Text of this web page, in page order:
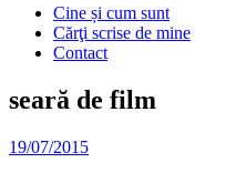
Skip
content
Cine și cum sunt
Cărţi scrise de mine
Contact
seară de film
19/07/2015